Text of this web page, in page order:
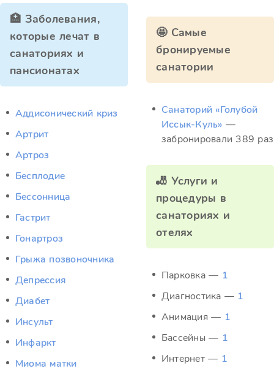
🏥 Заболевания,
которые лечат в
санаториях и
пансионатах
Аддисонический криз
Артрит
Артроз
Бесплодие
Бессонница
Гастрит
Гонартроз
Грыжа позвоночника
Депрессия
Диабет
Инсульт
Инфаркт
Миома матки
🤩 Самые
бронируемые
санатории
Санаторий «Голубой
Иссык-Куль» —
забронировали 389 раз
🎳 Услуги и
процедуры в
санаториях и
отелях
Парковка — 1
Диагностика — 1
Анимация — 1
Бассейны — 1
Интернет — 1